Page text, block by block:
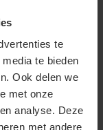
te
te bieden
Ook delen we
met onze
analyse. Deze
met andere
set van vier.
rsx,
rsx en base.